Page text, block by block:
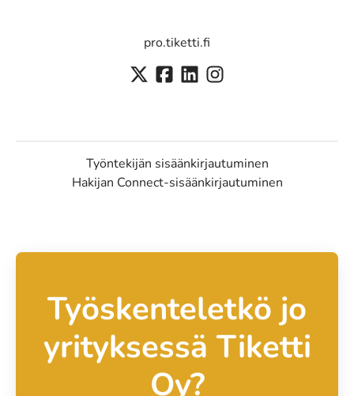
pro.tiketti.fi
Työntekijän sisäänkirjautuminen
Hakijan Connect-sisäänkirjautuminen
Työskenteletkö jo
yrityksessä Tiketti
Oy?